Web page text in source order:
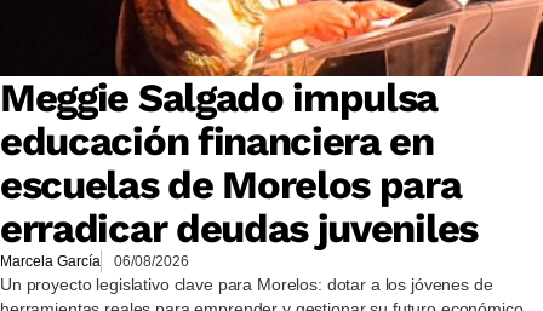
Meggie Salgado impulsa
educación financiera en
escuelas de Morelos para
erradicar deudas juveniles
Marcela García 06/08/2026
Un proyecto legislativo clave para Morelos: dotar a los jóvenes de